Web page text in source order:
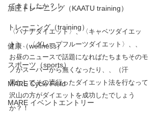
加圧トレーニング（KAATU training）
トレーニング（training）
健康（wellness）
スポーツ（sports）
MARE Cycle Field
MARE イベントエントリー
てきましたか？！
〈バナナダイエット〉、〈キャベツダイエッ
ト〉、〈グレープフルーツダイエット〉、、
お昼のニュースで話題になればたちまちそのモ
ノがスーパーから無くなったり、、（汗
果たしてその流行ったダイエット法を行なって
沢山の方がダイエットを成功したでしょう
か？！